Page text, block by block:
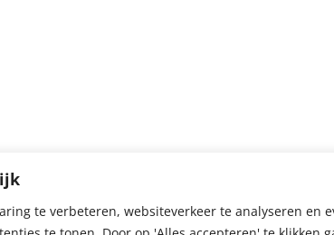
te verbeteren, websiteverkeer te analyseren en